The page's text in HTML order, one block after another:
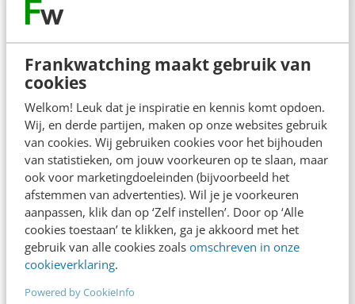
Frankwatching maakt gebruik van
cookies
Welkom! Leuk dat je inspiratie en kennis komt opdoen.
Wij, en derde partijen, maken op onze websites gebruik
van cookies. Wij gebruiken cookies voor het bijhouden
van statistieken, om jouw voorkeuren op te slaan, maar
ook voor marketingdoeleinden (bijvoorbeeld het
afstemmen van advertenties). Wil je je voorkeuren
aanpassen, klik dan op ‘Zelf instellen’. Door op ‘Alle
cookies toestaan’ te klikken, ga je akkoord met het
gebruik van alle cookies zoals omschreven in onze
cookieverklaring.
Powered by CookieInfo
ONLINE MASTERCLASS
De nieuwe SEO- & GEO-
spelregels
In 2,5 uur van Google-first naar AI-first: zo wordt je
content beter gevonden. Schrijf je in en bekijk
direct.